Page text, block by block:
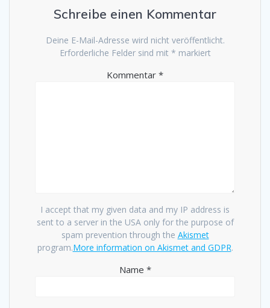
Schreibe einen Kommentar
Deine E-Mail-Adresse wird nicht veröffentlicht.
Erforderliche Felder sind mit * markiert
Kommentar *
I accept that my given data and my IP address is
sent to a server in the USA only for the purpose of
spam prevention through the Akismet
program.More information on Akismet and GDPR.
Name *